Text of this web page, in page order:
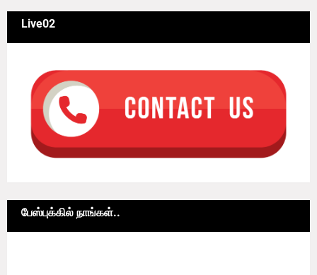
Live02
பேஸ்புக்கில் நாங்கள்..